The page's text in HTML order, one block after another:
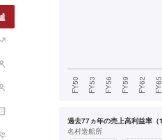
過去77ヵ年の売上高利益率（
名村造船所